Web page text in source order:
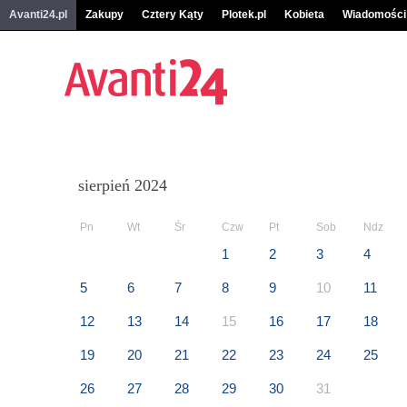
Avanti24.pl Zakupy Cztery Kąty Plotek.pl Kobieta Wiadomości
sierpień 2024
Pn Wt Śr Czw Pt Sob Ndz
1 2 3 4
5 6 7 8 9 10 11
12 13 14 15 16 17 18
19 20 21 22 23 24 25
26 27 28 29 30 31